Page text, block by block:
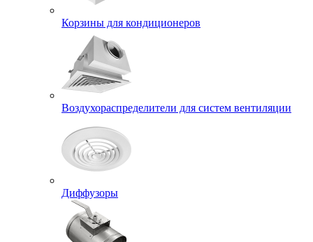
Корзины для кондиционеров
Воздухораспределители для систем вентиляции
Диффузоры